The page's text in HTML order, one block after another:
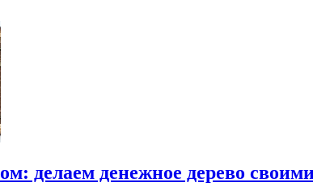
делаем денежное дерево